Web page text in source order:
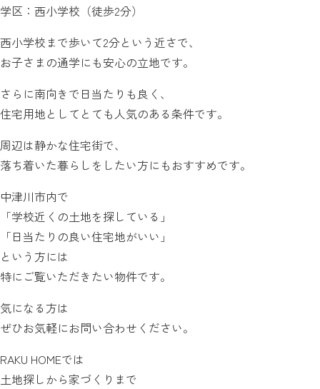
学区：西小学校（徒歩2分）
西小学校まで歩いて2分という近さで、
お子さまの通学にも安心の立地です。
さらに南向きで日当たりも良く、
住宅用地としてとても人気のある条件です。
周辺は静かな住宅街で、
落ち着いた暮らしをしたい方にもおすすめです。
中津川市内で
「学校近くの土地を探している」
「日当たりの良い住宅地がいい」
という方には
特にご覧いただきたい物件です。
気になる方は
ぜひお気軽にお問い合わせください。
RAKU HOMEでは
土地探しから家づくりまで